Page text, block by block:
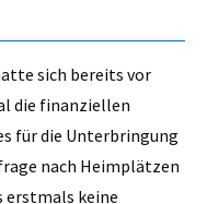
sich bereits vor
die finanziellen
für die Unterbringung
nach Heimplätzen
erstmals keine